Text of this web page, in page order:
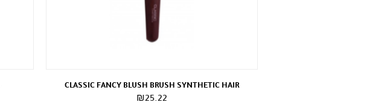
CLASSIC FANCY BLUSH BRUSH SYNTHETIC HAIR
₪25.22